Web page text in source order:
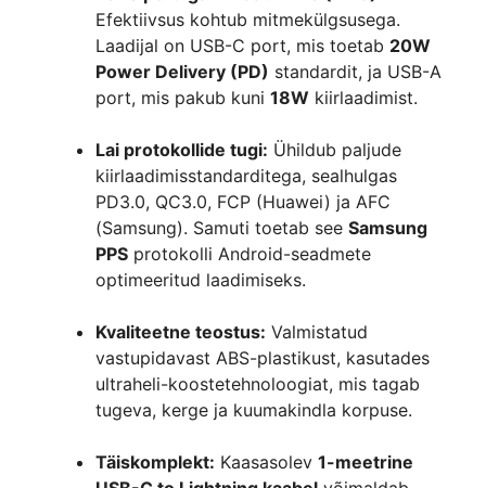
Efektiivsus kohtub mitmekülgsusega.
Laadijal on USB-C port, mis toetab 20W
Power Delivery (PD) standardit, ja USB-A
port, mis pakub kuni 18W kiirlaadimist.
Lai protokollide tugi: Ühildub paljude
kiirlaadimisstandarditega, sealhulgas
PD3.0, QC3.0, FCP (Huawei) ja AFC
(Samsung). Samuti toetab see Samsung
PPS protokolli Android-seadmete
optimeeritud laadimiseks.
Kvaliteetne teostus: Valmistatud
vastupidavast ABS-plastikust, kasutades
ultraheli-koostetehnoloogiat, mis tagab
tugeva, kerge ja kuumakindla korpuse.
Täiskomplekt: Kaasasolev 1-meetrine